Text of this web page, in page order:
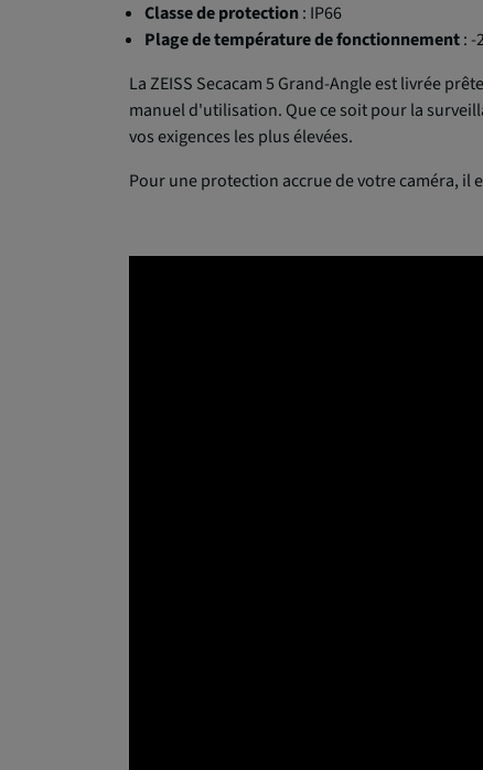
Classe de protection : IP66
Plage de température de fonctionnement: -
La ZEISS Secacam 5 Grand-Angle est livrée
manuel d'utilisation. Que ce soit pour la
vos exigences les plus élevées.
Pour une protection accrue de votre caméra, il